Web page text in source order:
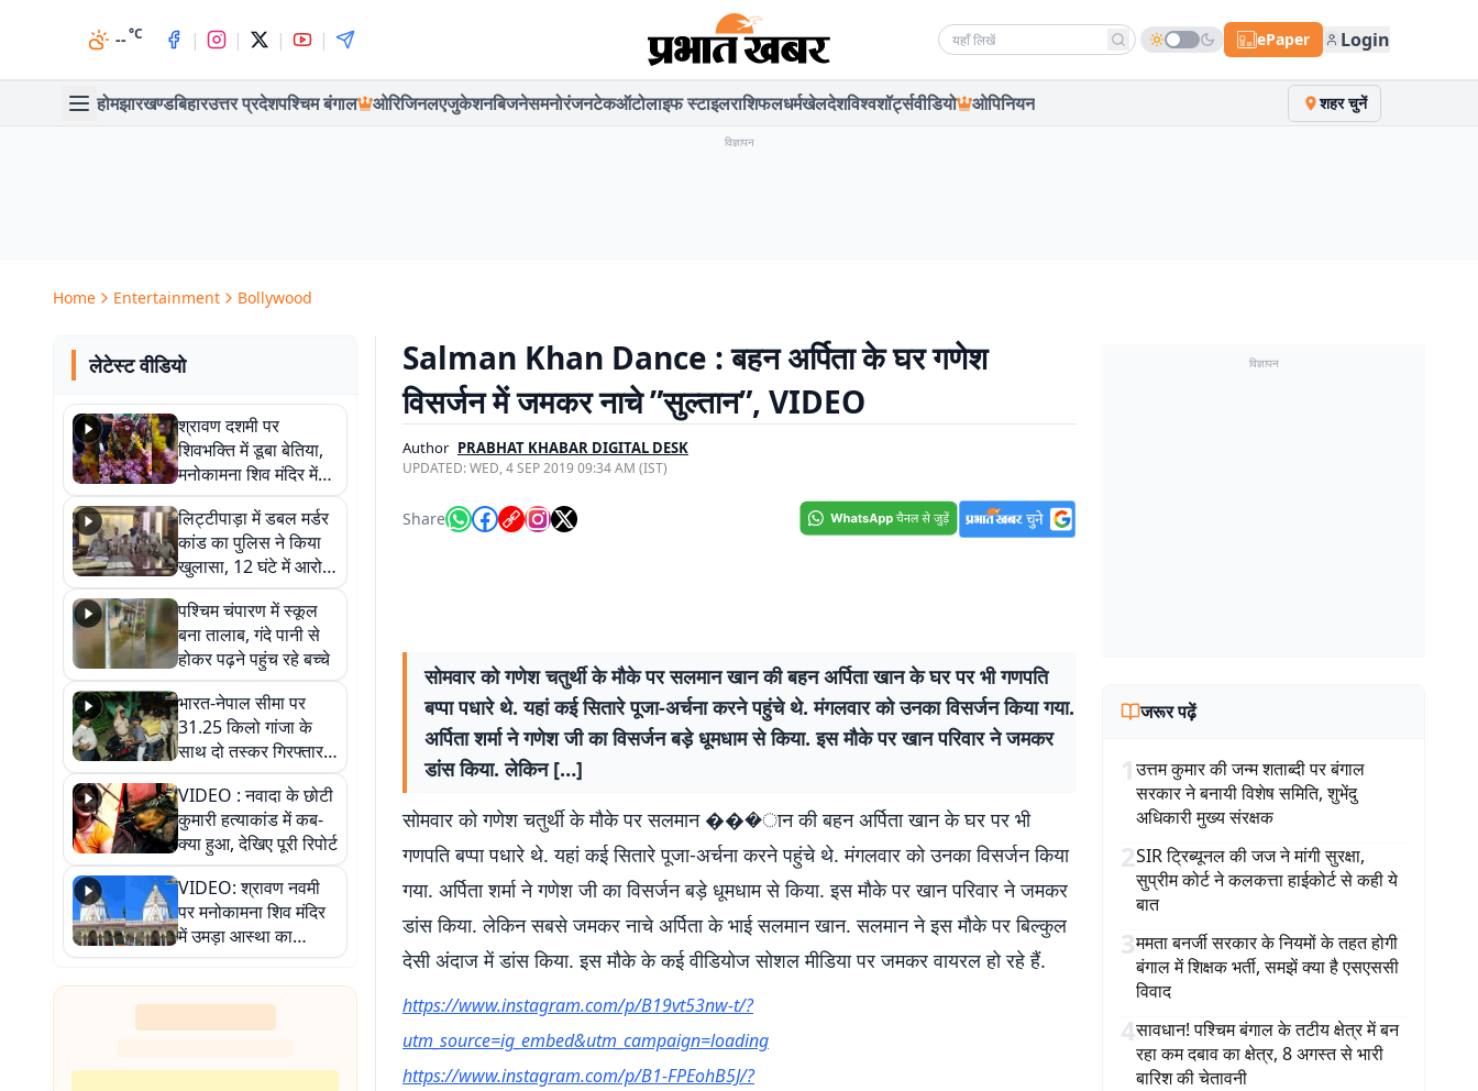
--°C | | | | Search news ePaper Login
होमझारखण्डबिहारउत्तर प्रदेशपश्चिम बंगाल ओरिजिनलएजुकेशनबिजनेसमनोरंजनटेकऑटोलाइफ स्टाइलराशिफलधर्मखेलदेशविश्वशॉर्ट्सवीडियो ओपिनियन शहर चुनें
विज्ञापन
Home Entertainment Bollywood
लेटेस्ट वीडियो
श्रावण दशमी पर
शिवभक्ति में डूबा बेतिया,
मनोकामना शिव मंदिर में
हुआ भव्य श्रृंगार
लिट्टीपाड़ा में डबल मर्डर
कांड का पुलिस ने किया
खुलासा, 12 घंटे में आरोपी
गिरफ्तार
पश्चिम चंपारण में स्कूल
बना तालाब, गंदे पानी से
होकर पढ़ने पहुंच रहे बच्चे
भारत-नेपाल सीमा पर
31.25 किलो गांजा के
साथ दो तस्कर गिरफ्तार,
नेपाली नंबर की बाइक
जब्त
VIDEO : नवादा के छोटी
कुमारी हत्याकांड में कब-
क्या हुआ, देखिए पूरी रिपोर्ट
VIDEO: श्रावण नवमी
पर मनोकामना शिव मंदिर
में उमड़ा आस्था का
सैलाब, हर-हर महादेव के
जयघोष से गूंजा परिसर
Salman Khan Dance : बहन अर्पिता के घर गणेश
विसर्जन में जमकर नाचे ”सुल्‍तान”, VIDEO
Author PRABHAT KHABAR DIGITAL DESK
UPDATED:WED, 4 SEP 2019 09:34 AM (IST)
Share
सोमवार को गणेश चतुर्थी के मौके पर सलमान खान की बहन अर्पिता खान के घर पर भी गणपति
बप्‍पा पधारे थे. यहां कई सितारे पूजा-अर्चना करने पहुंचे थे. मंगलवार को उनका विसर्जन किया गया.
अर्पिता शर्मा ने गणेश जी का विसर्जन बड़े धूमधाम से किया. इस मौके पर खान परिवार ने जमकर
डांस किया. लेकिन […]
सोमवार को गणेश चतुर्थी के मौके पर सलमान ���ान की बहन अर्पिता खान के घर पर भी
गणपति बप्‍पा पधारे थे. यहां कई सितारे पूजा-अर्चना करने पहुंचे थे. मंगलवार को उनका विसर्जन किया
गया. अर्पिता शर्मा ने गणेश जी का विसर्जन बड़े धूमधाम से किया. इस मौके पर खान परिवार ने जमकर
डांस किया. लेकिन सबसे जमकर नाचे अर्पिता के भाई सलमान खान. सलमान ने इस मौके पर बिल्‍कुल
देसी अंदाज में डांस किया. इस मौके के कई वीडियोज सोशल मीडिया पर जमकर वायरल हो रहे हैं.
https://www.instagram.com/p/B19vt53nw-t/?
utm_source=ig_embed&utm_campaign=loading
https://www.instagram.com/p/B1-FPEohB5J/?
विज्ञापन
जरूर पढ़ें
1उत्तम कुमार की जन्म शताब्दी पर बंगाल
सरकार ने बनायी विशेष समिति, शुभेंदु
अधिकारी मुख्य संरक्षक
2SIR ट्रिब्यूनल की जज ने मांगी सुरक्षा,
सुप्रीम कोर्ट ने कलकत्ता हाईकोर्ट से कही ये
बात
3ममता बनर्जी सरकार के नियमों के तहत होगी
बंगाल में शिक्षक भर्ती, समझें क्या है एसएससी
विवाद
4सावधान! पश्चिम बंगाल के तटीय क्षेत्र में बन
रहा कम दबाव का क्षेत्र, 8 अगस्त से भारी
बारिश की चेतावनी